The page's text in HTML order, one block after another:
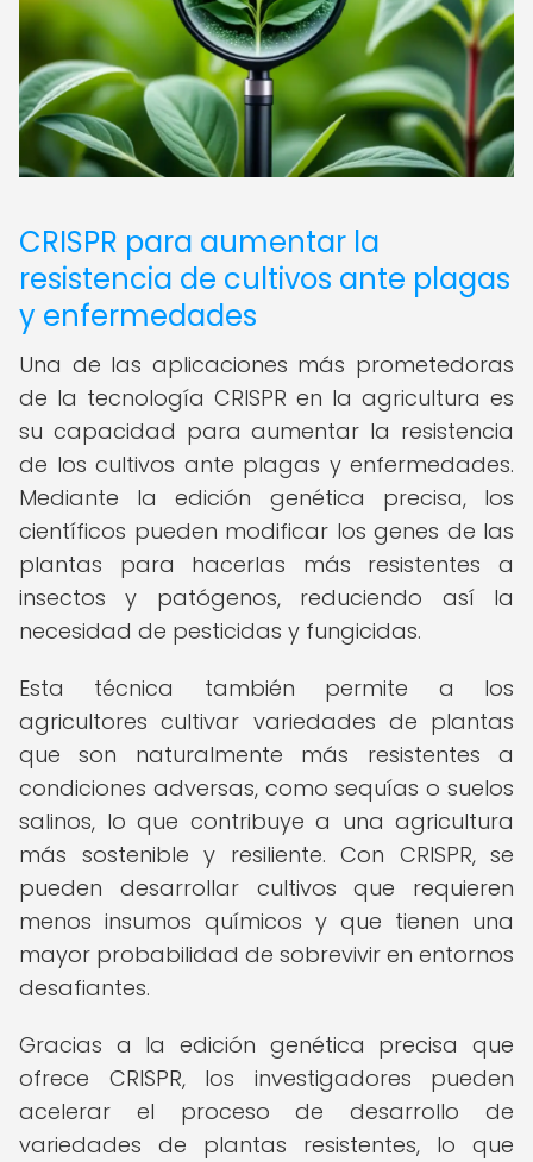
CRISPR para aumentar la
resistencia de cultivos ante plagas
y enfermedades
Una de las aplicaciones más prometedoras
de la tecnología CRISPR en la agricultura es
su capacidad para aumentar la resistencia
de los cultivos ante plagas y enfermedades.
Mediante la edición genética precisa, los
científicos pueden modificar los genes de las
plantas para hacerlas más resistentes a
insectos y patógenos, reduciendo así la
necesidad de pesticidas y fungicidas.
Esta técnica también permite a los
agricultores cultivar variedades de plantas
que son naturalmente más resistentes a
condiciones adversas, como sequías o suelos
salinos, lo que contribuye a una agricultura
más sostenible y resiliente. Con CRISPR, se
pueden desarrollar cultivos que requieren
menos insumos químicos y que tienen una
mayor probabilidad de sobrevivir en entornos
desafiantes.
Gracias a la edición genética precisa que
ofrece CRISPR, los investigadores pueden
acelerar el proceso de desarrollo de
variedades de plantas resistentes, lo que